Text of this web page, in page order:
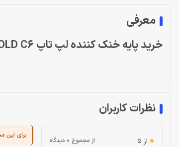
معرفی
خرید پایه خنک کننده لپ تاپ COOLCOLD C6
نظرات کاربران
0 از 5 از مجموع 0 دیدگاه
برای